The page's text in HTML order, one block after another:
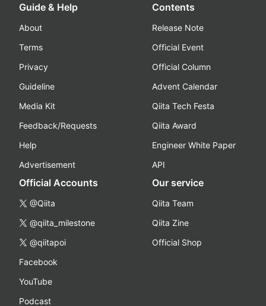
Guide & Help
About
Terms
Privacy
Guideline
Media Kit
Feedback/Requests
Help
Advertisement
Contents
Release Note
Official Event
Official Column
Advent Calendar
Qiita Tech Festa
Qiita Award
Engineer White Paper
API
Official Accounts
@Qiita
@qiita_milestone
@qiitapoi
Facebook
YouTube
Podcast
Our service
Qiita Team
Qiita Zine
Official Shop